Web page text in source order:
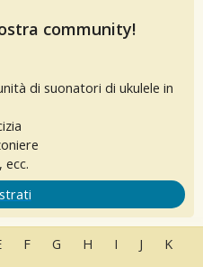
community!
di suonatori di ukulele in
ecc.
F G H I J K